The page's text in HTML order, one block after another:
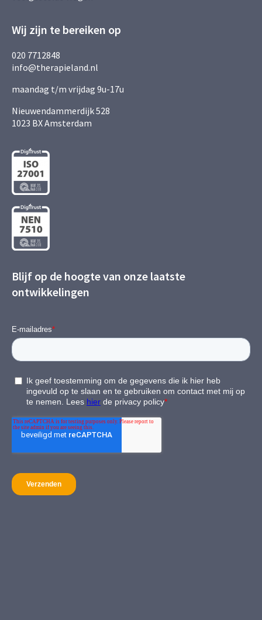
Wij zijn te bereiken op
020 7712848
info@therapieland.nl
maandag t/m vrijdag 9u-17u
Nieuwendammerdijk 528
1023 BX Amsterdam
Blijf op de hoogte van onze laatste
ontwikkelingen